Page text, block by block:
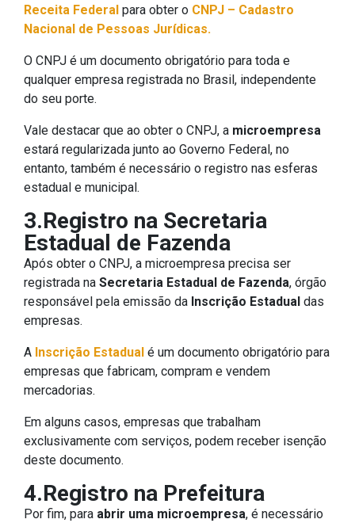
Receita Federal para obter o CNPJ – Cadastro
Nacional de Pessoas Jurídicas.
O CNPJ é um documento obrigatório para toda e
qualquer empresa registrada no Brasil, independente
do seu porte.
Vale destacar que ao obter o CNPJ, a microempresa
estará regularizada junto ao Governo Federal, no
entanto, também é necessário o registro nas esferas
estadual e municipal.
3.Registro na Secretaria
Estadual de Fazenda
Após obter o CNPJ, a microempresa precisa ser
registrada na Secretaria Estadual de Fazenda, órgão
responsável pela emissão da Inscrição Estadual das
empresas.
A Inscrição Estadual é um documento obrigatório para
empresas que fabricam, compram e vendem
mercadorias.
Em alguns casos, empresas que trabalham
exclusivamente com serviços, podem receber isenção
deste documento.
4.Registro na Prefeitura
Por fim, para abrir uma microempresa, é necessário